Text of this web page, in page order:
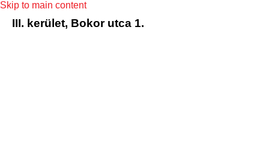
Skip to main content
III. kerület, Bokor utca 1.